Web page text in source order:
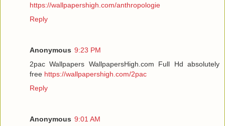
https://wallpapershigh.com/anthropologie
Reply
Anonymous 9:23 PM
2pac Wallpapers WallpapersHigh.com Full Hd absolutely
free https://wallpapershigh.com/2pac
Reply
Anonymous 9:01 AM